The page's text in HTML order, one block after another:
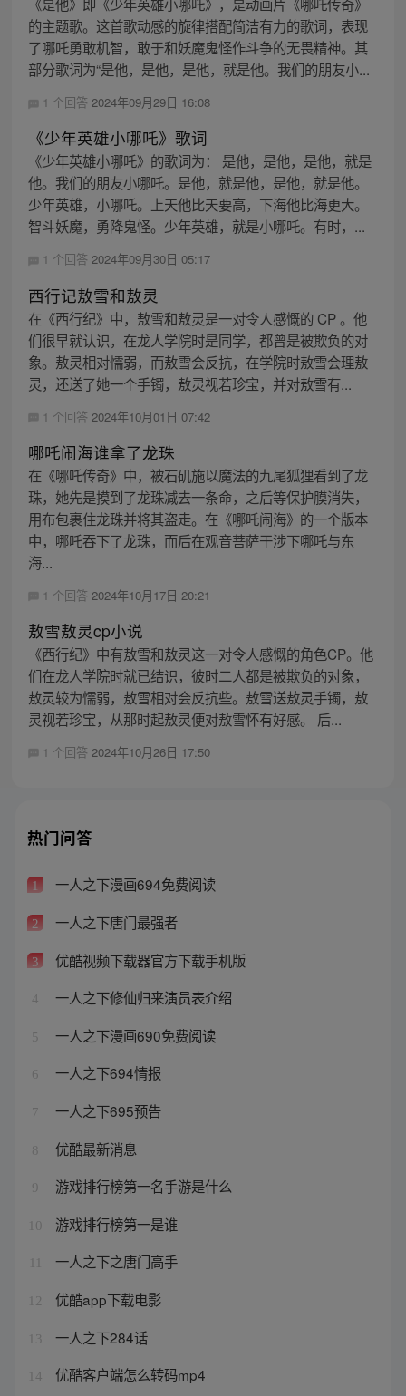
的主题歌。这首歌动感的旋律搭配简洁有力的歌词，表现
了哪吒勇敢机智，敢于和妖魔鬼怪作斗争的无畏精神。其
部分歌词为“是他，是他，是他，就是他。我们的朋友小...
1 个回答 2024年09月29日 16:08
《少年英雄小哪吒》歌词
《少年英雄小哪吒》的歌词为： 是他，是他，是他，就是
他。我们的朋友小哪吒。是他，就是他，是他，就是他。
少年英雄，小哪吒。上天他比天要高，下海他比海更大。
智斗妖魔，勇降鬼怪。少年英雄，就是小哪吒。有时，...
1 个回答 2024年09月30日 05:17
西行记敖雪和敖灵
在《西行纪》中，敖雪和敖灵是一对令人感慨的 CP 。他
们很早就认识，在龙人学院时是同学，都曾是被欺负的对
象。敖灵相对懦弱，而敖雪会反抗，在学院时敖雪会理敖
灵，还送了她一个手镯，敖灵视若珍宝，并对敖雪有...
1 个回答 2024年10月01日 07:42
哪吒闹海谁拿了龙珠
在《哪吒传奇》中，被石矶施以魔法的九尾狐狸看到了龙
珠，她先是摸到了龙珠减去一条命，之后等保护膜消失，
用布包裹住龙珠并将其盗走。在《哪吒闹海》的一个版本
中，哪吒吞下了龙珠，而后在观音菩萨干涉下哪吒与东
海...
1 个回答 2024年10月17日 20:21
敖雪敖灵cp小说
《西行纪》中有敖雪和敖灵这一对令人感慨的角色CP。他
们在龙人学院时就已结识，彼时二人都是被欺负的对象，
敖灵较为懦弱，敖雪相对会反抗些。敖雪送敖灵手镯，敖
灵视若珍宝，从那时起敖灵便对敖雪怀有好感。 后...
1 个回答 2024年10月26日 17:50
热门问答
1 一人之下漫画694免费阅读
2 一人之下唐门最强者
3 优酷视频下载器官方下载手机版
4 一人之下修仙归来演员表介绍
5 一人之下漫画690免费阅读
6 一人之下694情报
7 一人之下695预告
8 优酷最新消息
9 游戏排行榜第一名手游是什么
10 游戏排行榜第一是谁
一人之下之唐门高手
12 优酷app下载电影
13 一人之下284话
14 优酷客户端怎么转码mp4